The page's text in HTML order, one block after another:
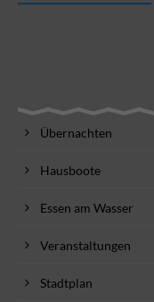
Übernachten
Hausboote
Essen am Wasser
Veranstaltungen
Stadtplan